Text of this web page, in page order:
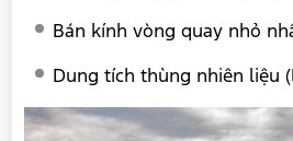
Bán kính vòng quay nhỏ
Dung tích thùng nhiên liệu